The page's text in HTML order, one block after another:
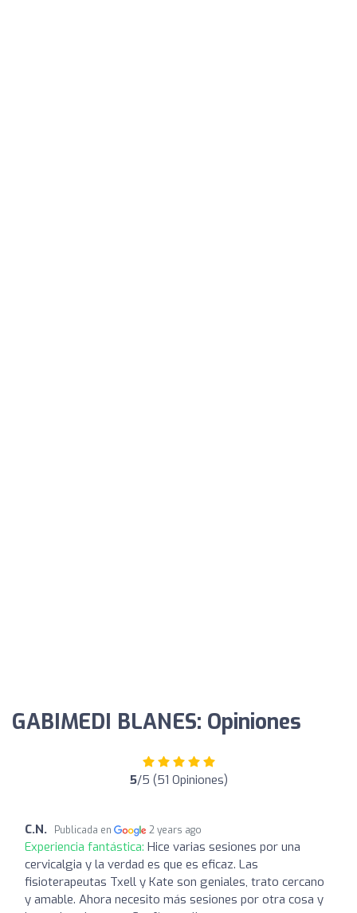
GABIMEDI BLANES: Opiniones
5/5 (51 Opiniones)
C.N. Publicada en 2 years ago
Experiencia fantástica: Hice varias sesiones por una
cervicalgia y la verdad es que es eficaz. Las
fisioterapeutas Txell y Kate son geniales, trato cercano
y amable. Ahora necesito más sesiones por otra cosa y